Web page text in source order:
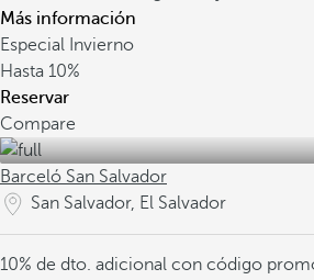
Más información
Especial Invierno
Hasta 10%
Reservar
Compare
Barceló San Salvador
San Salvador, El Salvador
10% de dto. adicional con código